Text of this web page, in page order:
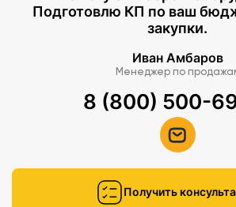
Подготовлю КП по ваш
закупки.
Иван Амбаров
Менеджер по
8 (800) 500-
Получить